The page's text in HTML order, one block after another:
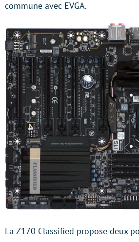
commune avec EVGA.
La Z170 Classified propose deux